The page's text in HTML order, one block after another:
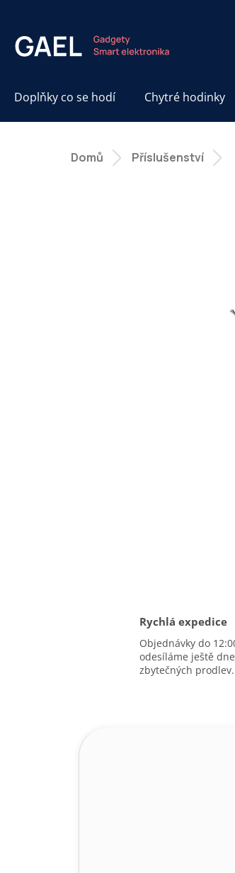
obsah
Doplňky co se hodí Chytré hodinky
Domů Příslušenství
Rychlá expedice
Objednávky do
odesíláme ještě
zbytečných prodlev.